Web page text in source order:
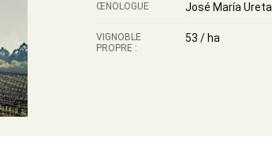
ŒNOLOGUE José María Ureta
VIGNOBLE
PROPRE :
53 / ha